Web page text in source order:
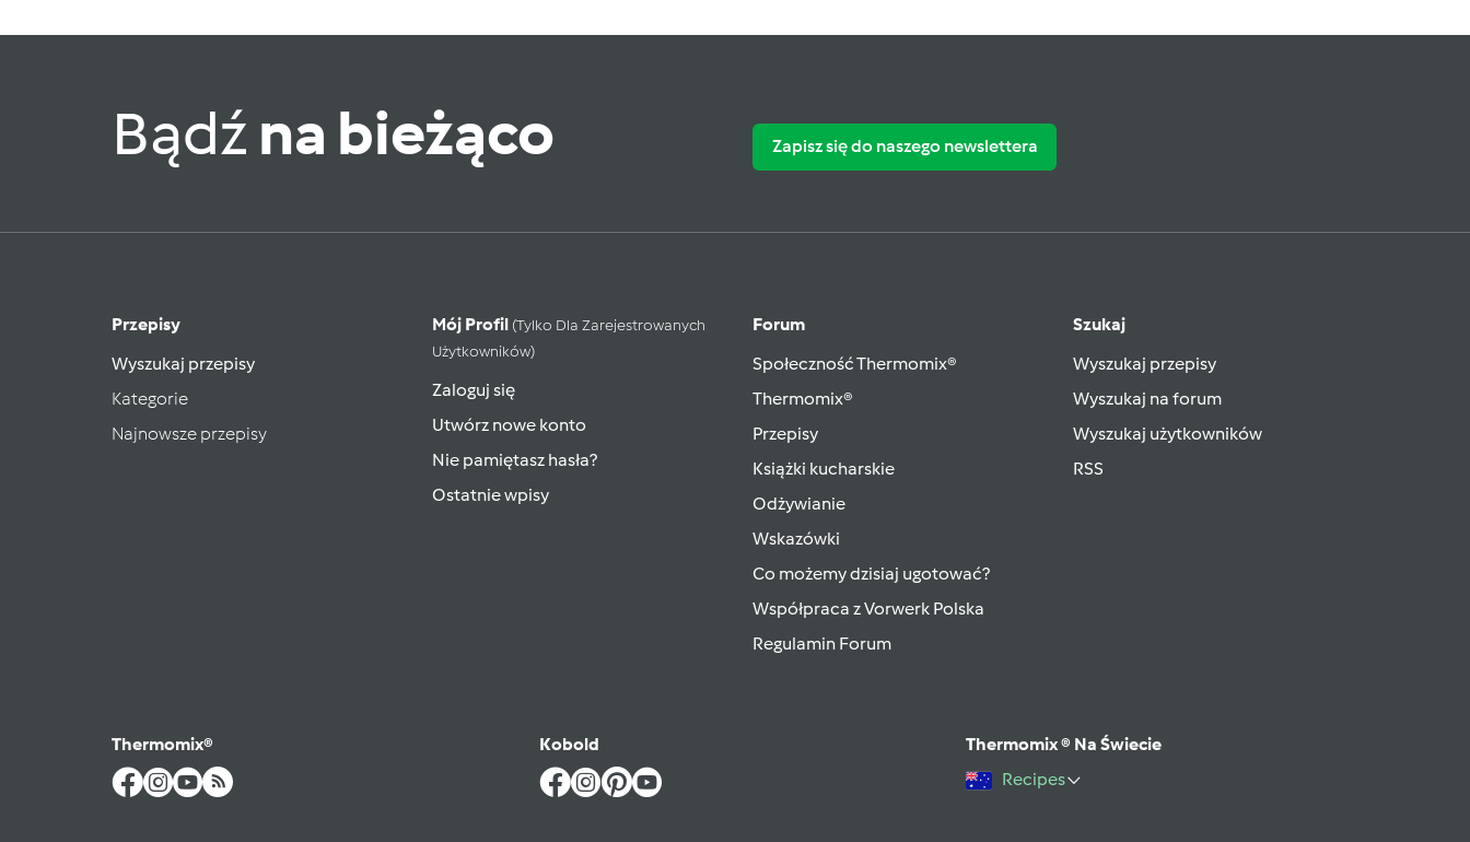
Bądź na bieżąco Zapisz się do naszego newslettera
Przepisy
Wyszukaj przepisy
Kategorie
Najnowsze przepisy
Mój Profil (tylko Dla Zarejestrowanych
Użytkowników)
Zaloguj się
Utwórz nowe konto
Nie pamiętasz hasła?
Ostatnie wpisy
Forum
Społeczność Thermomix®
Thermomix®
Przepisy
Książki kucharskie
Odżywianie
Wskazówki
Co możemy dzisiaj ugotować?
Współpraca z Vorwerk Polska
Regulamin Forum
Szukaj
Wyszukaj przepisy
Wyszukaj na forum
Wyszukaj użytkowników
RSS
Thermomix® Kobold
Thermomix ® Na Świecie
Recipes